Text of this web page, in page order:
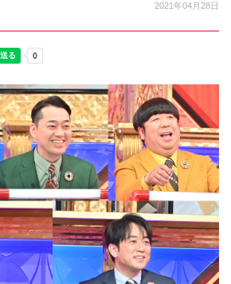
2021年04月28日